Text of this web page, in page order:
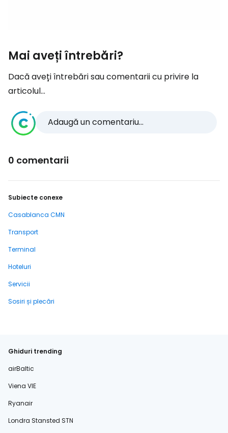
Mai aveți întrebări?
Dacă aveți întrebări sau comentarii cu privire la
articolul...
Adaugă un comentariu...
0 comentarii
Subiecte conexe
Casablanca CMN
Transport
Terminal
Hoteluri
Servicii
Sosiri și plecări
Ghiduri trending
airBaltic
Viena VIE
Ryanair
Londra Stansted STN